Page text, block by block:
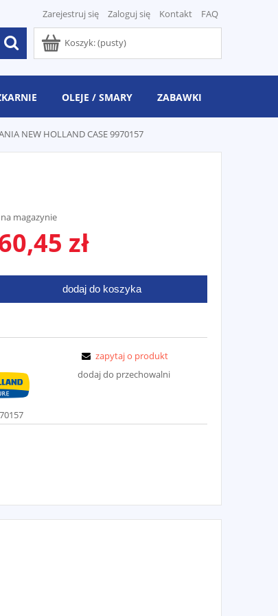
Zarejestruj się Zaloguj się Kontakt FAQ
Koszyk:(pusty)
OLEJE / SMARY ZABAWKI
NEW HOLLAND CASE 9970157
na magazynie
zł
dodaj do koszyka
zapytaj o produkt
dodaj do przechowalni